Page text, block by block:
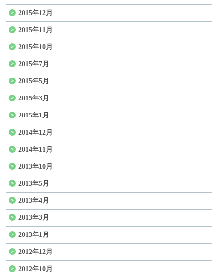
2015年12月
2015年11月
2015年10月
2015年7月
2015年5月
2015年3月
2015年1月
2014年12月
2014年11月
2013年10月
2013年5月
2013年4月
2013年3月
2013年1月
2012年12月
2012年10月